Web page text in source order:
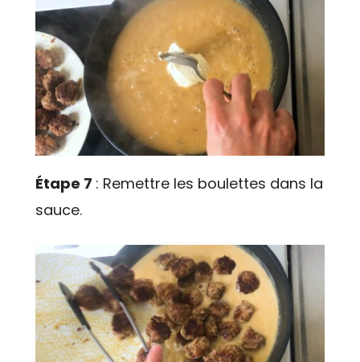
Étape 7 : Remettre les boulettes dans la
sauce.